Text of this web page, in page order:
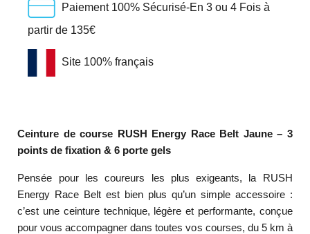
Paiement 100% Sécurisé-En 3 ou 4 Fois à
partir de 135€
Site 100% français
Ceinture de course RUSH Energy Race Belt Jaune – 3
points de fixation & 6 porte gels
Pensée pour les coureurs les plus exigeants, la RUSH
Energy Race Belt est bien plus qu’un simple accessoire :
c’est une ceinture technique, légère et performante, conçue
pour vous accompagner dans toutes vos courses, du 5 km à